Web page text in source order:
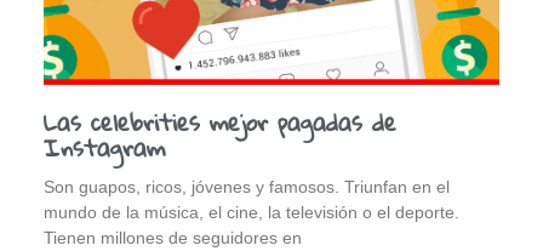
Las celebrities mejor pagadas de
Instagram
Son guapos, ricos, jóvenes y famosos. Triunfan en el
mundo de la música, el cine, la televisión o el deporte.
Tienen millones de seguidores en